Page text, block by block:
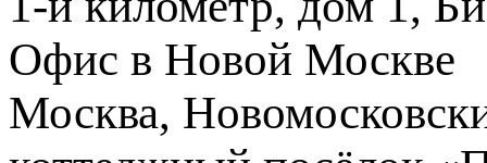
Офис в Новой Москве
Москва,